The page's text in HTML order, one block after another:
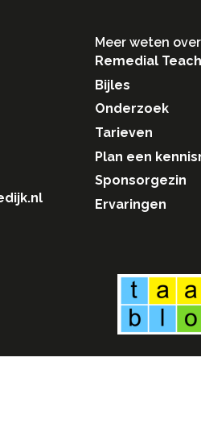
Meer weten over
Remedial
Bijles
Onderzoek
Tarieven
Plan een
Sponsorgezin
Ervaringen